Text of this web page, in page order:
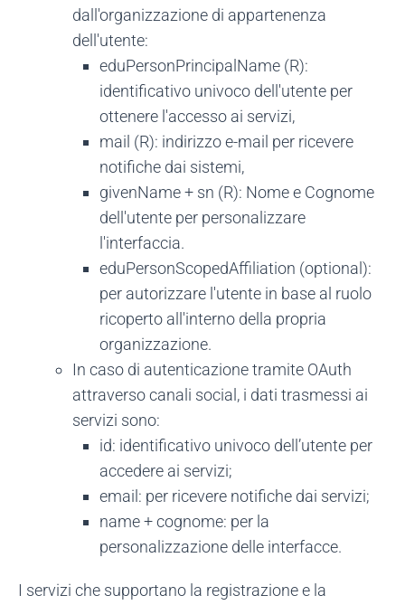
dall'organizzazione di appartenenza
dell'utente:
eduPersonPrincipalName (R):
identificativo univoco dell'utente per
ottenere l'accesso ai servizi,
mail (R): indirizzo e-mail per ricevere
notifiche dai sistemi,
givenName + sn (R): Nome e Cognome
dell'utente per personalizzare
l'interfaccia.
eduPersonScopedAffiliation (optional):
per autorizzare l'utente in base al ruolo
ricoperto all'interno della propria
organizzazione.
In caso di autenticazione tramite OAuth
attraverso canali social, i dati trasmessi ai
servizi sono:
id: identificativo univoco dell’utente per
accedere ai servizi;
email: per ricevere notifiche dai servizi;
name + cognome: per la
personalizzazione delle interfacce.
I servizi che supportano la registrazione e la